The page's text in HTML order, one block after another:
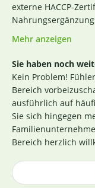
externe HACCP-
Richtlinien des
Nr. 852 / 2004 des
Zertifikat finden Sie
die Sicherstellung
bereits bei der
unserer (Rohstoff-
Richtlinie ist hierbei
den Tests der
rechtlich dazu
weisen dies durch
Zertifikate nach (im
Mehr anzeigen
Sie haben noch
Kein Problem!
Bereich
ausführlich auf
Sie sich hingegen
Bereich herzlich